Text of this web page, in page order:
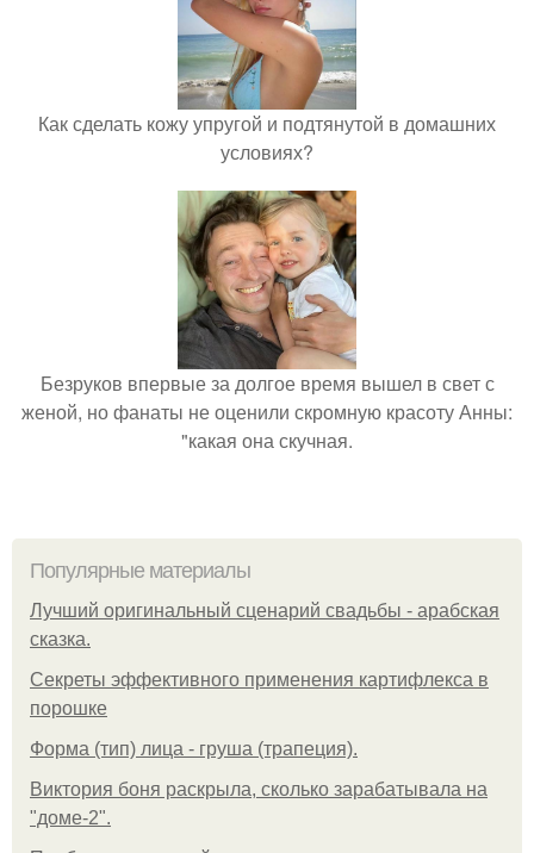
Как сделать кожу упругой и подтянутой в домашних
условиях?
Безруков впервые за долгое время вышел в свет с
женой, но фанаты не оценили скромную красоту Анны:
"какая она скучная.
Популярные материалы
Лучший оригинальный сценарий свадьбы - арабская
сказка.
Секреты эффективного применения картифлекса в
порошке
Форма (тип) лица - груша (трапеция).
Виктория боня раскрыла, сколько зарабатывала на
"доме-2".